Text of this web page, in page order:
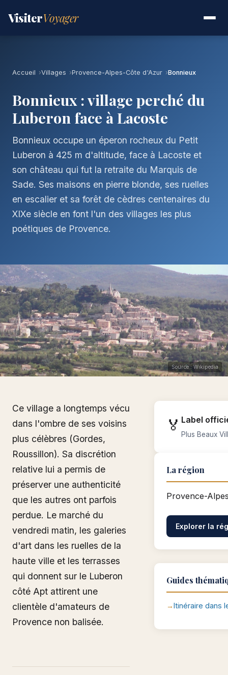
VisiterVoyager
Accueil Villages Provence-Alpes-Côte d'Azur Bonnieux
Bonnieux : village perché du
Luberon face à Lacoste
Bonnieux occupe un éperon rocheux du Petit
Luberon à 425 m d'altitude, face à Lacoste et
son château qui fut la retraite du Marquis de
Sade. Ses maisons en pierre blonde, ses ruelles
en escalier et sa forêt de cèdres centenaires du
XIXe siècle en font l'un des villages les plus
poétiques de Provence.
Source : Wikipedia
Ce village a longtemps vécu
dans l'ombre de ses voisins
plus célèbres (Gordes,
Roussillon). Sa discrétion
relative lui a permis de
préserver une authenticité
que les autres ont parfois
perdue. Le marché du
vendredi matin, les galeries
d'art dans les ruelles de la
haute ville et les terrasses
qui donnent sur le Luberon
côté Apt attirent une
clientèle d'amateurs de
Provence non balisée.
🏅 Label
Plus Beaux
La région
Provence-
Explorer la
Guides
Itinéraire dans